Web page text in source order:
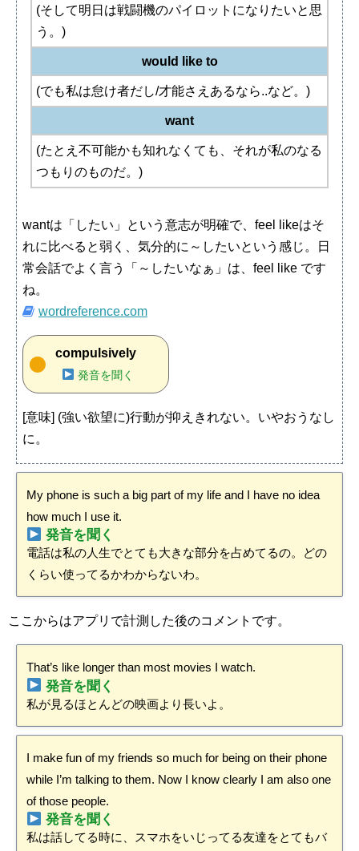
(そして明日は戦闘機のパイロットになりたいと思
う。)
would like to
(でも私は怠け者だし/才能さえあるなら..など。)
want
(たとえ不可能かも知れなくても、それが私のなる
つもりのものだ。)
wantは「したい」という意志が明確で、feel likeはそ
れに比べると弱く、気分的に～したいという感じ。日
常会話でよく言う「～したいなぁ」は、feel like です
ね。
wordreference.com
compulsively
発音を聞く
[意味] (強い欲望に)行動が抑えきれない。いやおうなし
に。
My phone is such a big part of my life and I have no idea
how much I use it.
発音を聞く
電話は私の人生でとても大きな部分を占めてるの。どの
くらい使ってるかわからないわ。
ここからはアプリで計測した後のコメントです。
That’s like longer than most movies I watch.
発音を聞く
私が見るほとんどの映画より長いよ。
I make fun of my friends so much for being on their phone
while I’m talking to them. Now I know clearly I am also one
of those people.
発音を聞く
私は話してる時に、スマホをいじってる友達をとてもバ